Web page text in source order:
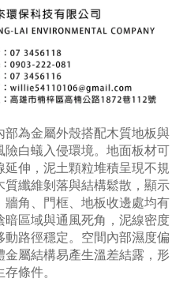
為金屬外殼搭配木質地板與
險白蟻入侵環境。地面板材可
延伸，泥土顆粒堆積呈現不規
纖維剝落與結構鬆散，顯示
角、門框、地板收邊處均有
區域與通風死角，泥線密度
路徑穩定。空間內部濕度偏
屬結構易產生溫差結露，形
條件。